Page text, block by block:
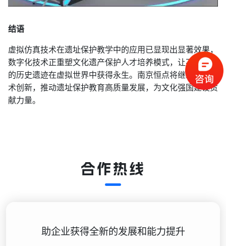
结语
虚拟仿真技术在遗址保护教学中的应用已显现出显著效果，
数字化技术正重塑文化遗产保护人才培养模式，让不可再生
的历史遗迹在虚拟世界中获得永生。南京恒点将继续深化技
术创新，推动遗址保护教育高质量发展，为文化强国建设贡
献力量。
合作热线
助企业获得全新的发展和能力提升